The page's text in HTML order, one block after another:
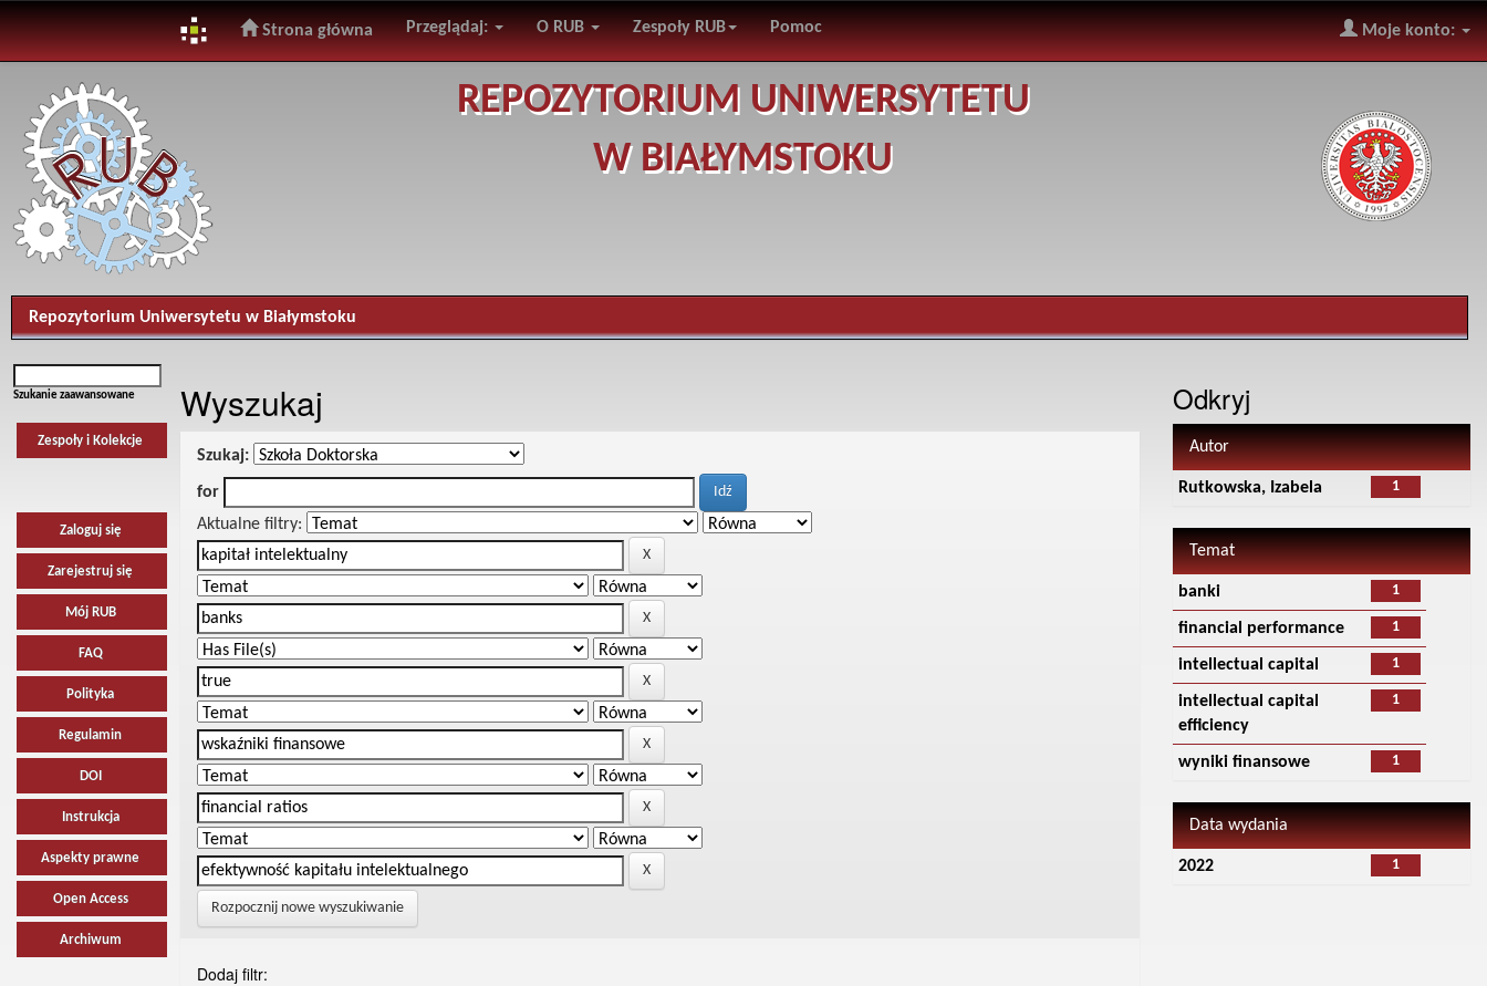
navigation
Strona główna Przeglądaj: O RUB Zespoły RUB Pomoc Moje konto:
REPOZYTORIUM UNIWERSYTETU
W BIAŁYMSTOKU
Repozytorium Uniwersytetu w Białymstoku
Szukanie zaawansowane
Zespoły i Kolekcje
Zaloguj się
Zarejestruj się
Mój RUB
FAQ
Polityka
Regulamin
DOI
Instrukcja
Aspekty prawne
Open Access
Archiwum
Wyszukaj
Szukaj:
for
Aktualne filtry:
Rozpocznij nowe wyszukiwanie
Dodaj filtr:
Odkryj
Autor
1
Rutkowska, Izabela
Temat
1
banki
1
financial performance
1
intellectual capital
1
intellectual capital
efficiency
1
wyniki finansowe
Data wydania
1
2022